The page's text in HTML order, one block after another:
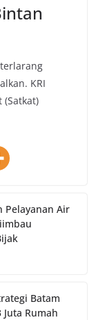
KRI
(Satkat)
Pelayanan Air
Batam
Rumah